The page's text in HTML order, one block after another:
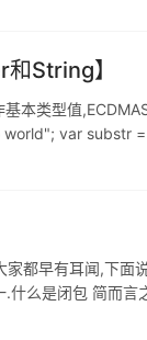
String】
本类型值
world"; var
都早有耳闻,下面
么是闭包 简而